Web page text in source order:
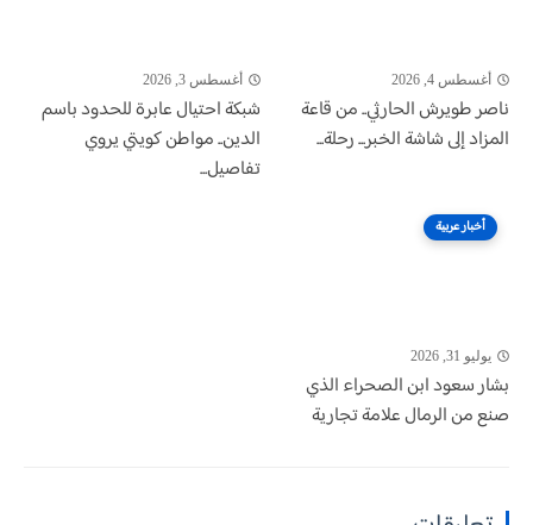
أغسطس 4, 2026
ناصر طويرش الحارثي.. من قاعة
المزاد إلى شاشة الخبر... رحلة...
أغسطس 3, 2026
شبكة احتيال عابرة للحدود باسم
الدين.. مواطن كويتي يروي
تفاصيل...
أخبار عربية
يوليو 31, 2026
بشار سعود ابن الصحراء الذي
صنع من الرمال علامة تجارية